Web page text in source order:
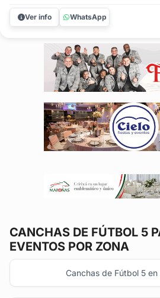
aniversarios hasta reuniones o
barbacoa con...
Ver info WhatsApp
CANCHAS DE FÚTBOL 5
EVENTOS POR ZONA
Canchas de Fútbol 5 en